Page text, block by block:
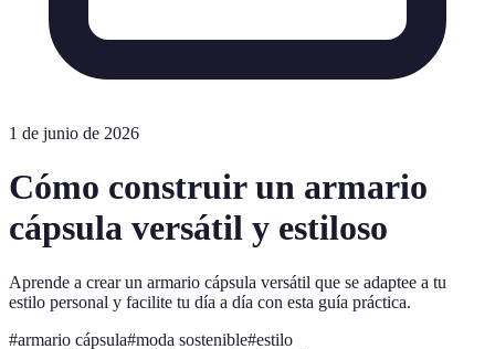
1 de junio de 2026
Cómo construir un armario
cápsula versátil y estiloso
Aprende a crear un armario cápsula versátil que se adaptee a tu
estilo personal y facilite tu día a día con esta guía práctica.
#armario cápsula#moda sostenible#estilo